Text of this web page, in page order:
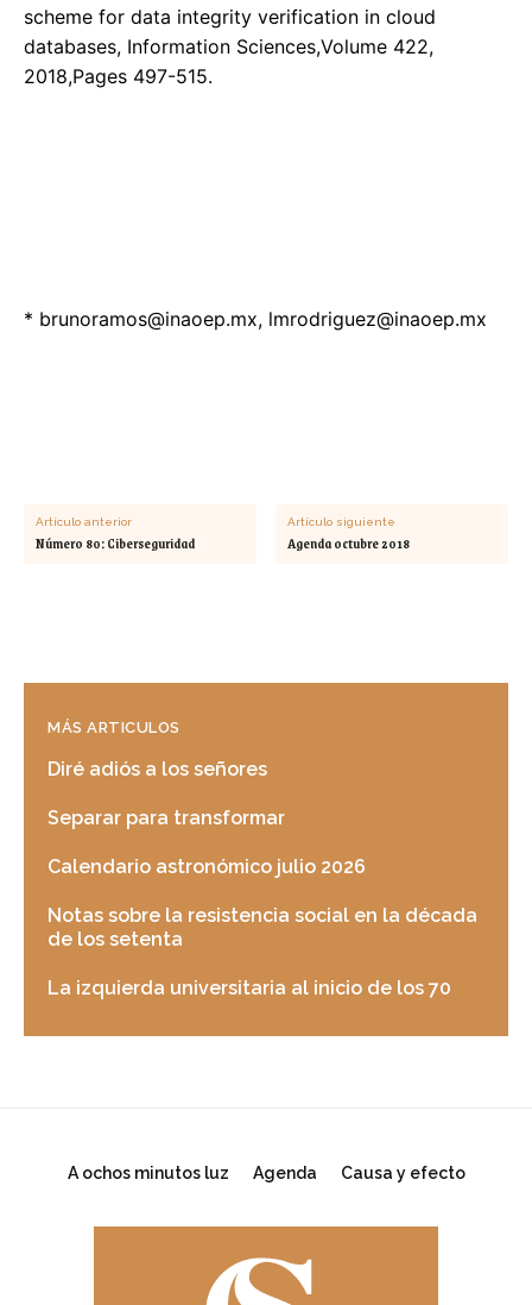
scheme for data integrity verification in cloud
databases, Information Sciences,Volume 422,
2018,Pages 497-515.
* brunoramos@inaoep.mx, lmrodriguez@inaoep.mx
Artículo anterior
Número 80: Ciberseguridad
Artículo siguiente
Agenda octubre 2018
MÁS ARTICULOS
Diré adiós a los señores
Separar para transformar
Calendario astronómico julio 2026
Notas sobre la resistencia social en la década
de los setenta
La izquierda universitaria al inicio de los 70
A ochos minutos luz Agenda Causa y efecto